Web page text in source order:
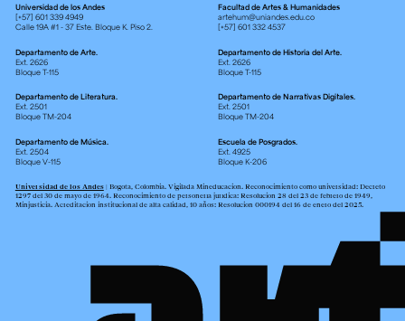
Universidad de los Andes
[+57] 601 339 4949
Calle 19A #1 - 37 Este. Bloque K. Piso 2.
Facultad de Artes & Humanidades
artehum@uniandes.edu.co
[+57] 601 332 4537
Departamento de Arte.
Ext. 2626
Bloque T-115
Departamento de Historia del Arte.
Ext. 2626
Bloque T-115
Departamento de Literatura.
Ext. 2501
Bloque TM-204
Departamento de Narrativas Digitales.
Ext. 2501
Bloque TM-204
Departamento de Música.
Ext. 2504
Bloque V-115
Escuela de Posgrados.
Ext. 4925
Bloque K-206
Universidad de los Andes| Bogotá, Colombia. Vigilada Mineducación. Reconocimiento como universidad: Decreto
1297 del 30 de mayo de 1964. Reconocimiento de personería jurídica: Resolución 28 del 23 de febrero de 1949,
Minjusticia. Acreditación institucional de alta calidad, 10 años: Resolución 000194 del 16 de enero del 2025.